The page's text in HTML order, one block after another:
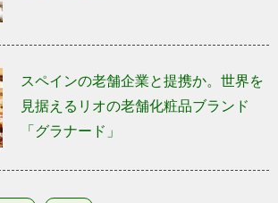
スペインの老舗企業と提携か。世界を
見据えるリオの老舗化粧品ブランド
「グラナード」